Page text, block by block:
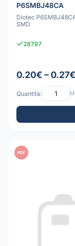
P6SMBJ48CA
Diotec
SMD
28797
0.20€ – 0.27€
Quantità:
PDF